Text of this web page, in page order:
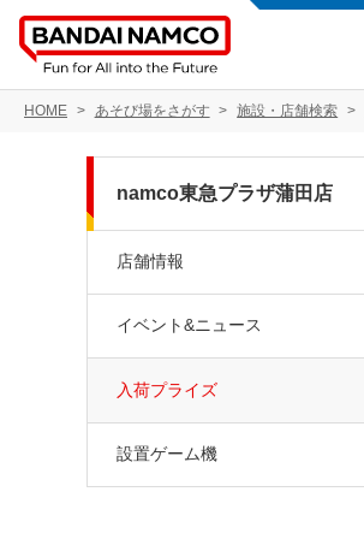
HOME あそび場をさがす 施設・店舗検索
namco東急プラザ蒲田店
店舗情報
イベント&ニュース
入荷プライズ
設置ゲーム機